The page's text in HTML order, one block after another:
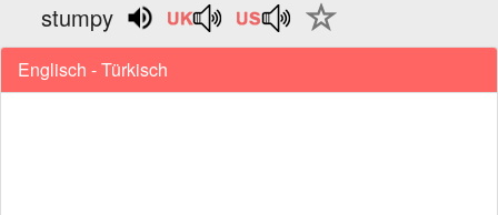
stumpy
Englisch - Türkisch